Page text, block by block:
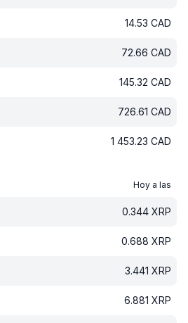
14.53 CAD
72.66 CAD
145.32 CAD
726.61 CAD
1 453.23 CAD
Hoy a las
0.344 XRP
0.688 XRP
3.441 XRP
6.881 XRP